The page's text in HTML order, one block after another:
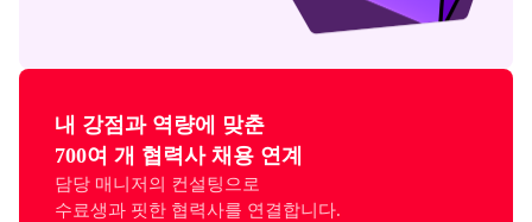
내 강점과 역량에 맞춘
700여 개 협력사 채용 연계
담당 매니저의 컨설팅으로
수료생과 핏한 협력사를 연결합니다.